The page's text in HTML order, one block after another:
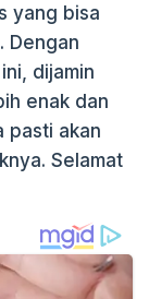
yang bisa
Dengan
dijamin
enak dan
pasti akan
Selamat